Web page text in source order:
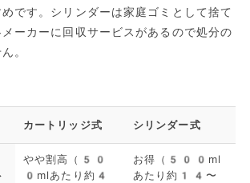
です。シリンダーは家庭ゴミとして捨て
ーカーに回収サービスがあるので処分の
。
カートリッジ式 シリンダー式
やや割高（50
0mlあたり約4
お得（500ml
あたり約14〜